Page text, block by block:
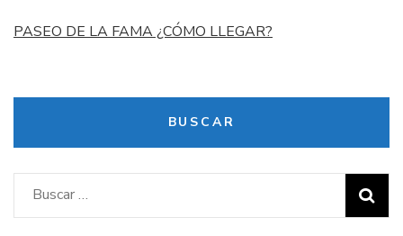
PASEO DE LA FAMA ¿CÓMO LLEGAR?
BUSCAR
Buscar: